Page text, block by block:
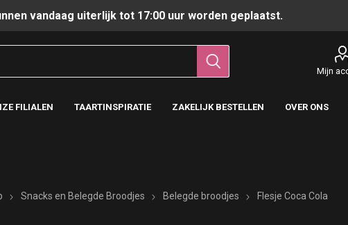
vandaag uiterlijk tot 17:00 uur worden geplaatst.
Mijn
FILIALEN TAARTINSPIRATIE ZAKELIJK BESTELLEN OVER ONS
Snacks en Belegde Broodjes Belegde broodjes Flesje Coca Cola